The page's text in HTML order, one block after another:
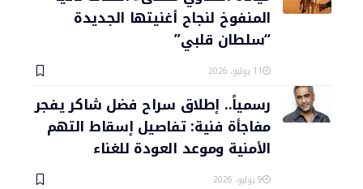
المنفوخ لنجاح أغنيتها الجديدة
“سلطان قلبي”
11 يوليو، 2026
رسمياً.. إطلاق سراح فضل شاكر يفجر
مفاجأة فنية: تفاصيل إسقاط التهم
الأمنية وموعد العودة للغناء
9 يوليو، 2026